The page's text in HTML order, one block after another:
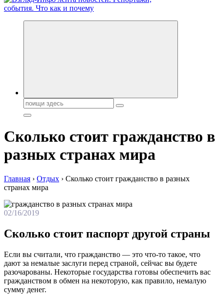
Обо всем и обо всех, что зачем и почему. Новости политики,
Поиск:
Сколько стоит гражданство в
разных странах мира
Главная › Отдых › Сколько стоит гражданство в разных
странах мира
02/16/2019
Сколько стоит паспорт другой страны
Если вы считали, что гражданство — это что-то такое, что
дают за немалые заслуги перед страной, сейчас вы будете
разочарованы. Некоторые государства готовы обеспечить вас
гражданством в обмен на некоторую, как правило, немалую
сумму денег.